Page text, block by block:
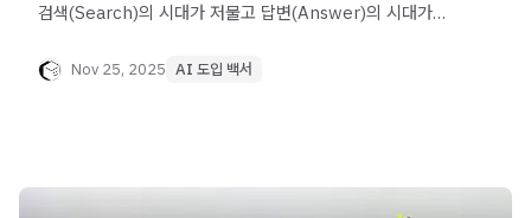
검색(Search)의 시대가 저물고 답변(Answer)의 시대가
AI의 '최종 보고서'에 채택되기 위한 GEO(생성형 엔진
Nov 25, 2025 AI 도입 백서